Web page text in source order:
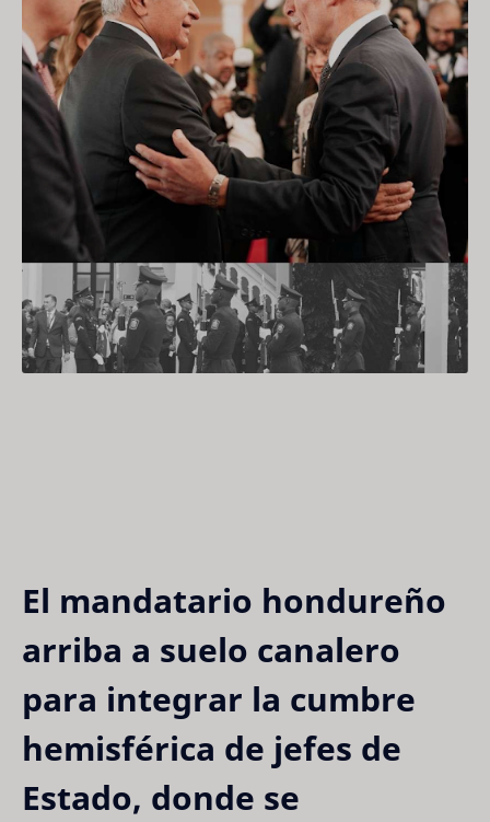
El mandatario hondureño
arriba a suelo canalero
para integrar la cumbre
hemisférica de jefes de
Estado, donde se